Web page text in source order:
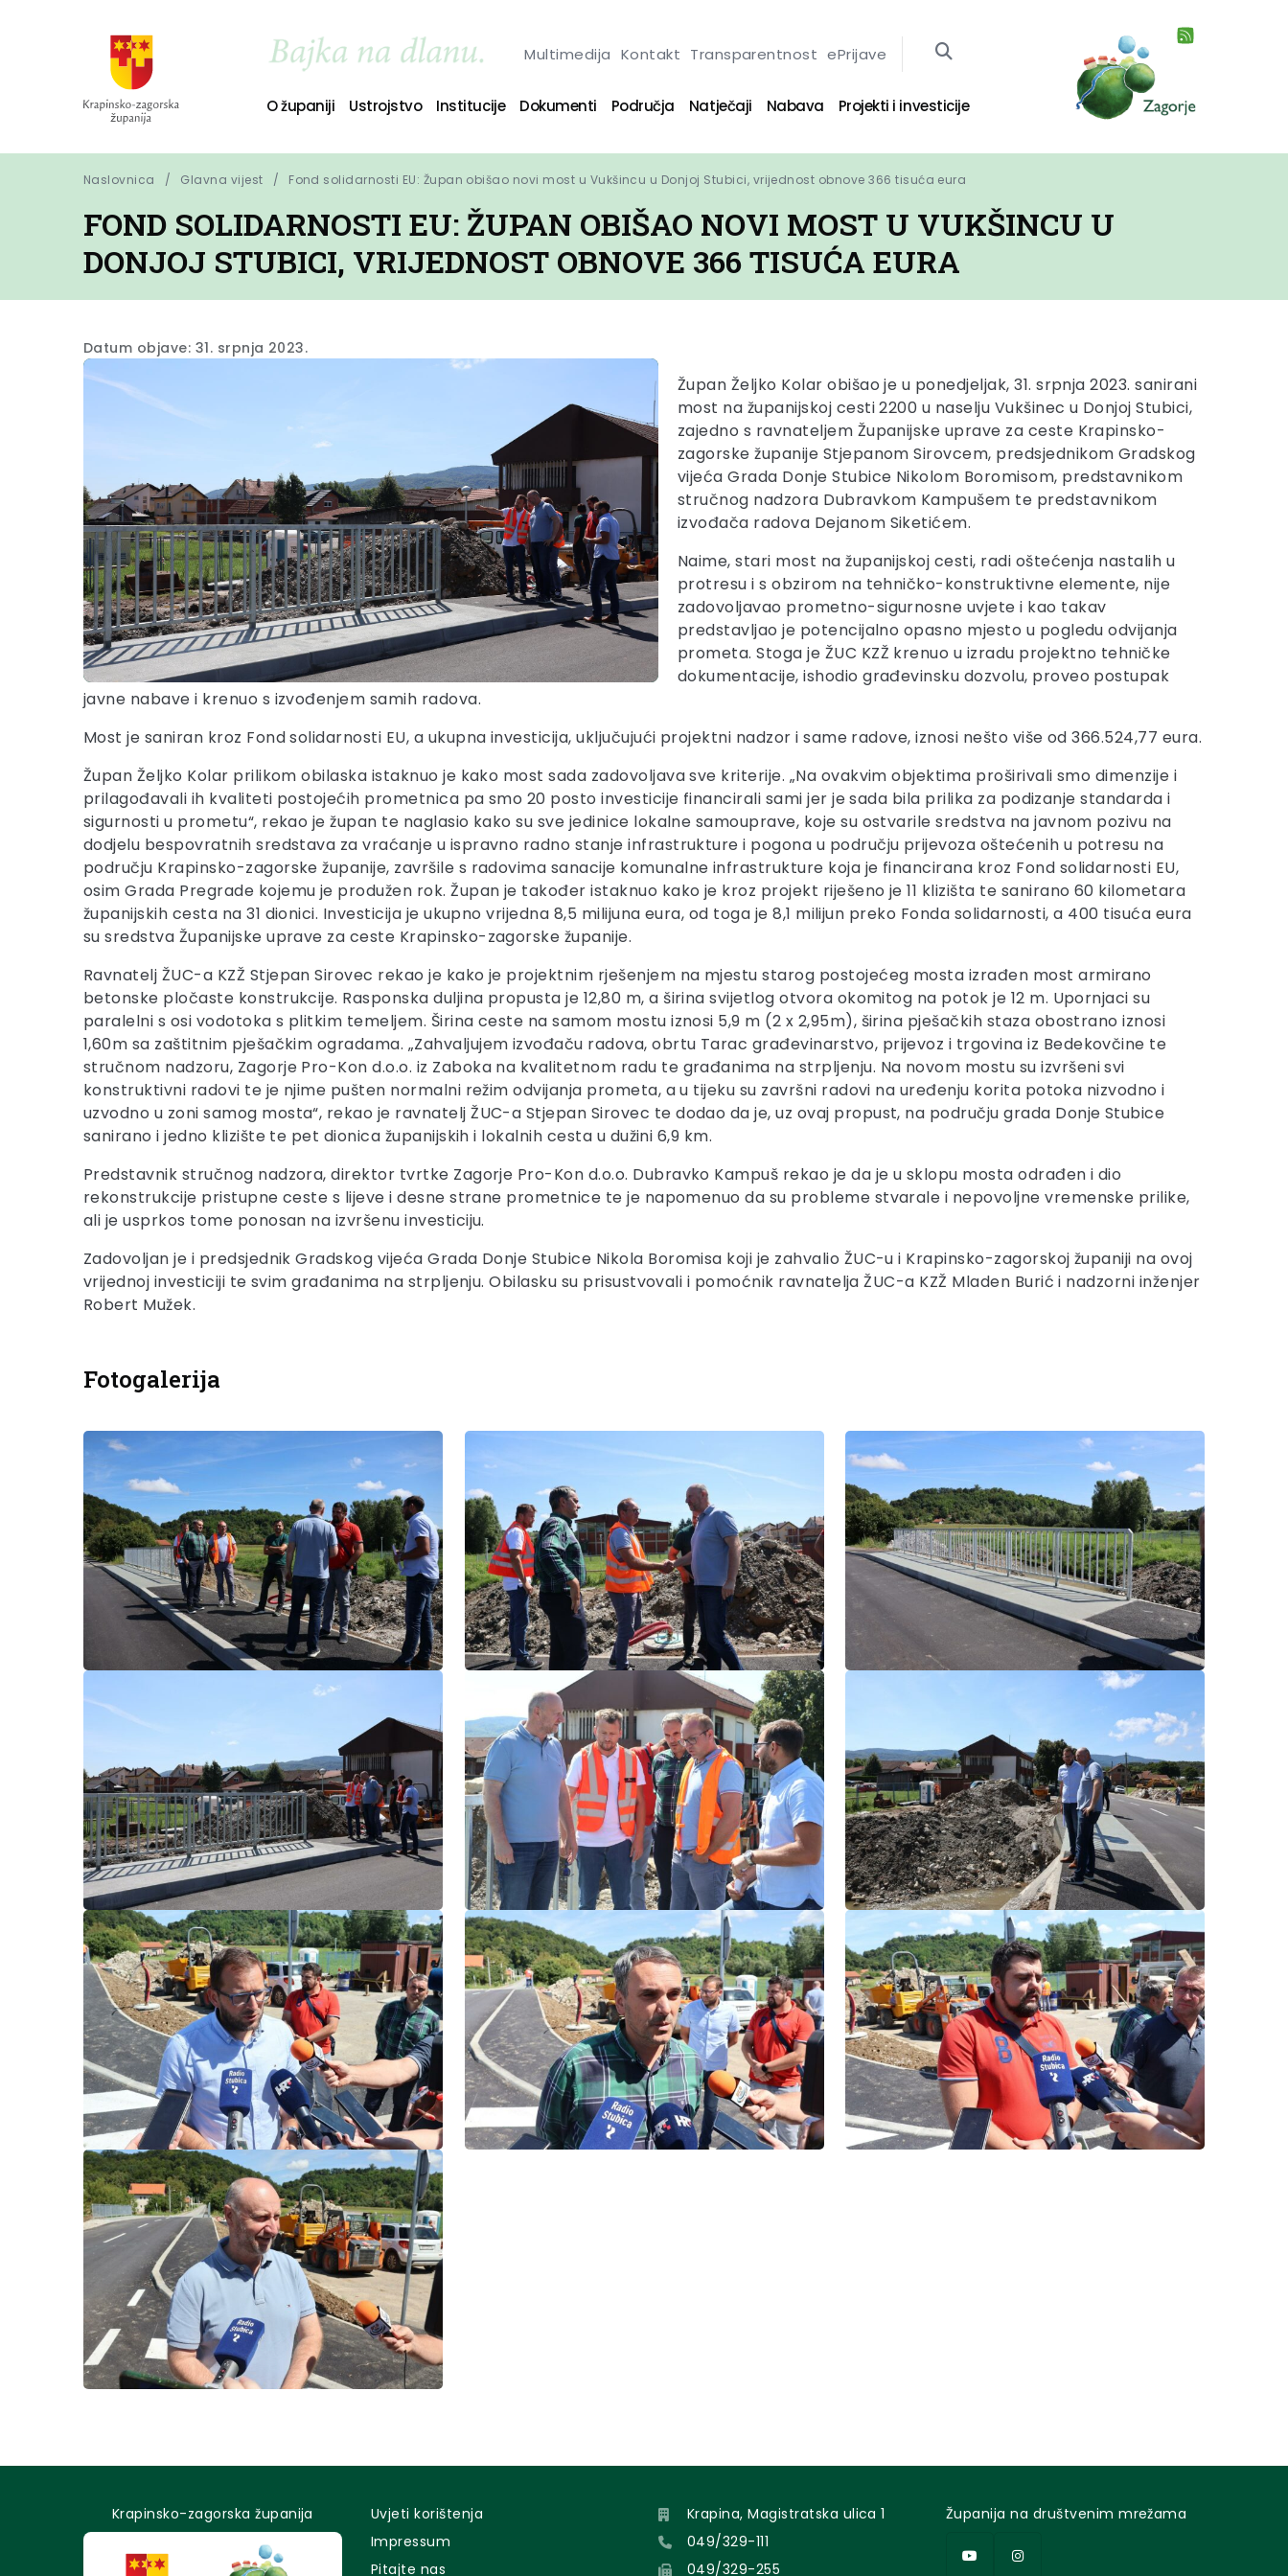
Multimedija Kontakt Transparentnost ePrijave
O županiji Ustrojstvo Institucije Dokumenti Područja Natječaji Nabava Projekti i investicije
Naslovnica Glavna vijest Fond solidarnosti EU: Župan obišao novi most u Vukšincu u Donjoj Stubici, vrijednost obnove 366 tisuća eura
FOND SOLIDARNOSTI EU: ŽUPAN OBIŠAO NOVI MOST U VUKŠINCU U
DONJOJ STUBICI, VRIJEDNOST OBNOVE 366 TISUĆA EURA
Datum objave: 31. srpnja 2023.
Župan Željko Kolar obišao je u ponedjeljak, 31. srpnja 2023. sanirani
most na županijskoj cesti 2200 u naselju Vukšinec u Donjoj Stubici,
zajedno s ravnateljem Županijske uprave za ceste Krapinsko-
zagorske županije Stjepanom Sirovcem, predsjednikom Gradskog
vijeća Grada Donje Stubice Nikolom Boromisom, predstavnikom
stručnog nadzora Dubravkom Kampušem te predstavnikom
izvođača radova Dejanom Siketićem.
Naime, stari most na županijskoj cesti, radi oštećenja nastalih u
protresu i s obzirom na tehničko-konstruktivne elemente, nije
zadovoljavao prometno-sigurnosne uvjete i kao takav
predstavljao je potencijalno opasno mjesto u pogledu odvijanja
prometa. Stoga je ŽUC KZŽ krenuo u izradu projektno tehničke
dokumentacije, ishodio građevinsku dozvolu, proveo postupak
javne nabave i krenuo s izvođenjem samih radova.
Most je saniran kroz Fond solidarnosti EU, a ukupna investicija, uključujući projektni nadzor i same radove, iznosi nešto više od 366.524,77 eura.
Župan Željko Kolar prilikom obilaska istaknuo je kako most sada zadovoljava sve kriterije. „Na ovakvim objektima proširivali smo dimenzije i
prilagođavali ih kvaliteti postojećih prometnica pa smo 20 posto investicije financirali sami jer je sada bila prilika za podizanje standarda i
sigurnosti u prometu“, rekao je župan te naglasio kako su sve jedinice lokalne samouprave, koje su ostvarile sredstva na javnom pozivu na
dodjelu bespovratnih sredstava za vraćanje u ispravno radno stanje infrastrukture i pogona u području prijevoza oštećenih u potresu na
području Krapinsko-zagorske županije, završile s radovima sanacije komunalne infrastrukture koja je financirana kroz Fond solidarnosti EU,
osim Grada Pregrade kojemu je produžen rok. Župan je također istaknuo kako je kroz projekt riješeno je 11 klizišta te sanirano 60 kilometara
županijskih cesta na 31 dionici. Investicija je ukupno vrijedna 8,5 milijuna eura, od toga je 8,1 milijun preko Fonda solidarnosti, a 400 tisuća eura
su sredstva Županijske uprave za ceste Krapinsko-zagorske županije.
Ravnatelj ŽUC-a KZŽ Stjepan Sirovec rekao je kako je projektnim rješenjem na mjestu starog postojećeg mosta izrađen most armirano
betonske pločaste konstrukcije. Rasponska duljina propusta je 12,80 m, a širina svijetlog otvora okomitog na potok je 12 m. Upornjaci su
paralelni s osi vodotoka s plitkim temeljem. Širina ceste na samom mostu iznosi 5,9 m (2 x 2,95m), širina pješačkih staza obostrano iznosi
1,60m sa zaštitnim pješačkim ogradama. „Zahvaljujem izvođaču radova, obrtu Tarac građevinarstvo, prijevoz i trgovina iz Bedekovčine te
stručnom nadzoru, Zagorje Pro-Kon d.o.o. iz Zaboka na kvalitetnom radu te građanima na strpljenju. Na novom mostu su izvršeni svi
konstruktivni radovi te je njime pušten normalni režim odvijanja prometa, a u tijeku su završni radovi na uređenju korita potoka nizvodno i
uzvodno u zoni samog mosta“, rekao je ravnatelj ŽUC-a Stjepan Sirovec te dodao da je, uz ovaj propust, na području grada Donje Stubice
sanirano i jedno klizište te pet dionica županijskih i lokalnih cesta u dužini 6,9 km.
Predstavnik stručnog nadzora, direktor tvrtke Zagorje Pro-Kon d.o.o. Dubravko Kampuš rekao je da je u sklopu mosta odrađen i dio
rekonstrukcije pristupne ceste s lijeve i desne strane prometnice te je napomenuo da su probleme stvarale i nepovoljne vremenske prilike,
ali je usprkos tome ponosan na izvršenu investiciju.
Zadovoljan je i predsjednik Gradskog vijeća Grada Donje Stubice Nikola Boromisa koji je zahvalio ŽUC-u i Krapinsko-zagorskoj županiji na ovoj
vrijednoj investiciji te svim građanima na strpljenju. Obilasku su prisustvovali i pomoćnik ravnatelja ŽUC-a KZŽ Mladen Burić i nadzorni inženjer
Robert Mužek.
Fotogalerija
Krapinsko-zagorska županija
Uvjeti korištenja
Impressum
Pitajte nas
Krapina, Magistratska ulica 1
049/329-111
049/329-255
Županija na društvenim mrežama